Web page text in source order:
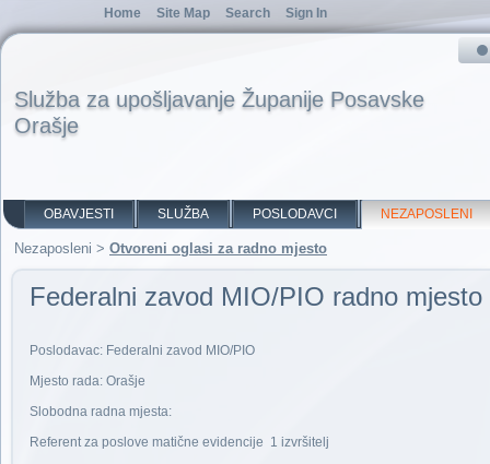
Služba za upošljavanje Županije Posavske
Orašje
OBAVJESTI SLUŽBA POSLODAVCI NEZAPOSLENI
Nezaposleni > Otvoreni oglasi za radno mjesto
Federalni zavod MIO/PIO radno
Poslodavac: Federalni zavod MIO/PIO
Mjesto rada: Orašje
Slobodna radna mjesta:
Referent za poslove matične evidencije 1 izvršitelj
Home Site Map Search Sign In